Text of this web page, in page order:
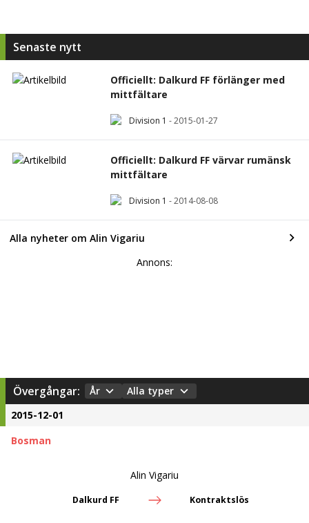
Senaste nytt
Officiellt: Dalkurd FF förlänger med
mittfältare
Division 1 -2015-01-27
Officiellt: Dalkurd FF värvar rumänsk
mittfältare
Division 1 -2014-08-08
Alla nyheter om Alin Vigariu
Annons:
Övergångar: År
Alla typer
2015-12-01
Bosman
Alin Vigariu
Dalkurd FF Kontraktslös